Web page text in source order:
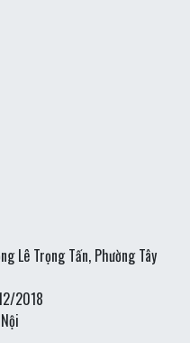
Lê Trọng Tấn, Phường Tây
2018